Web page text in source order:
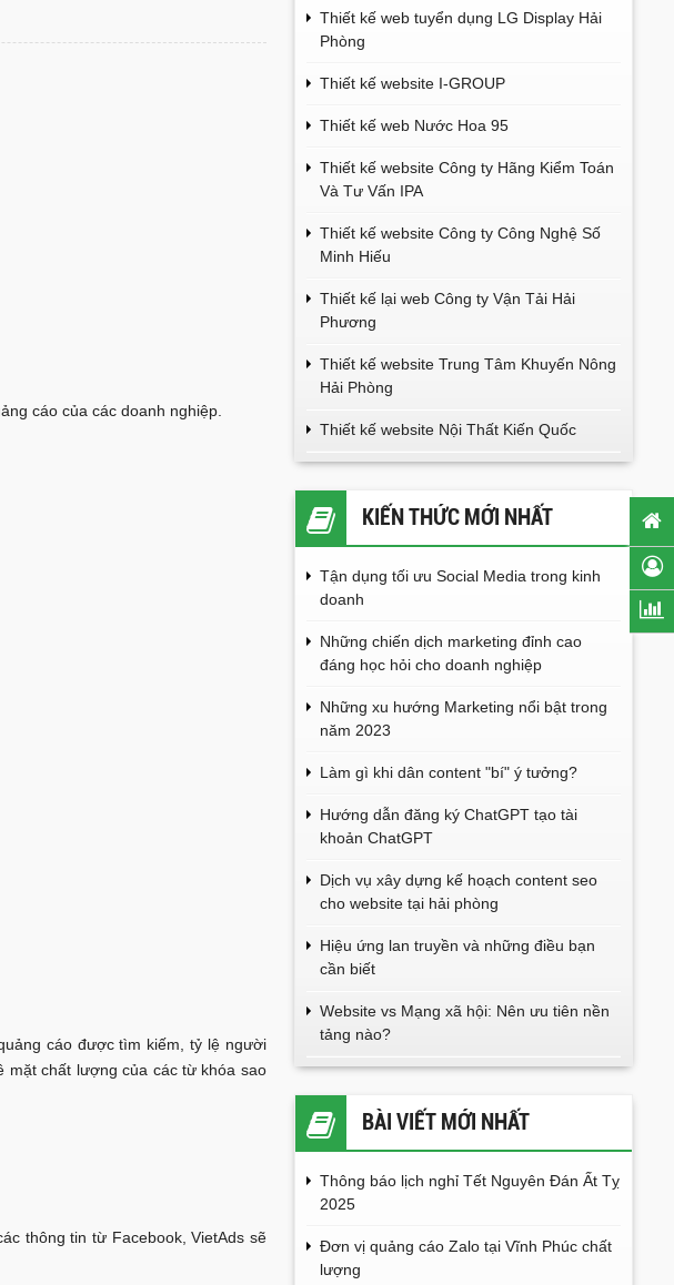
cáo của các doanh nghiệp.
cáo được tìm kiếm, tỷ lệ người
mặt chất lượng của các từ khóa sao
thông tin từ Facebook, VietAds sẽ
Thiết kế web tuyển dụng LG Display Hải
Phòng
Thiết kế website I-GROUP
Thiết kế web Nước Hoa 95
Thiết kế website Công ty Hãng Kiểm Toán
Và Tư Vấn IPA
Thiết kế website Công ty Công Nghệ Số
Minh Hiếu
Thiết kế lại web Công ty Vận Tải Hải
Phương
Thiết kế website Trung Tâm Khuyến Nông
Hải Phòng
Thiết kế website Nội Thất Kiến Quốc
KIẾN THỨC MỚI NHẤT
Tận dụng tối ưu Social Media trong kinh
doanh
Những chiến dịch marketing đỉnh cao
đáng học hỏi cho doanh nghiệp
Những xu hướng Marketing nổi bật trong
năm 2023
Làm gì khi dân content "bí" ý tưởng?
Hướng dẫn đăng ký ChatGPT tạo tài
khoản ChatGPT
Dịch vụ xây dựng kế hoạch content seo
cho website tại hải phòng
Hiệu ứng lan truyền và những điều bạn
cần biết
Website vs Mạng xã hội: Nên ưu tiên nền
tảng nào?
BÀI VIẾT MỚI NHẤT
Thông báo lịch nghỉ Tết Nguyên Đán Ất Tỵ
2025
Đơn vị quảng cáo Zalo tại Vĩnh Phúc chất
lượng